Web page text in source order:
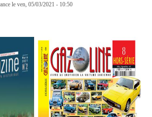
le ven, 05/03/2021 - 10:50